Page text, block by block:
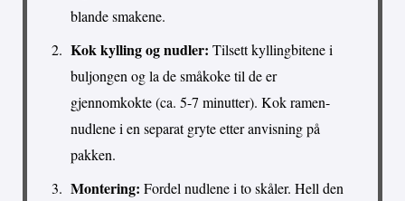
blande smakene.
Kok kylling og nudler: Tilsett kyllingbitene i
buljongen og la de småkoke til de er
gjennomkokte (ca. 5-7 minutter). Kok ramen-
nudlene i en separat gryte etter anvisning på
pakken.
Montering: Fordel nudlene i to skåler. Hell den